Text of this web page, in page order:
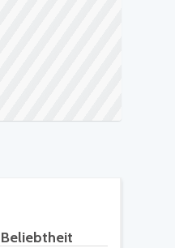
Beliebtheit